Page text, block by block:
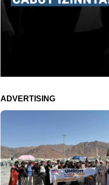
ADVERTISING